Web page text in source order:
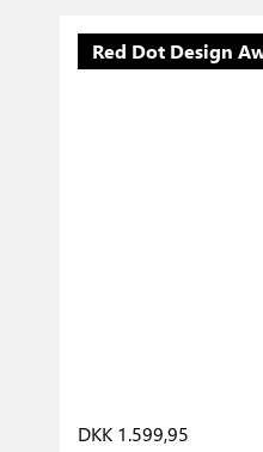
Red Dot Design
DKK 1.599,95